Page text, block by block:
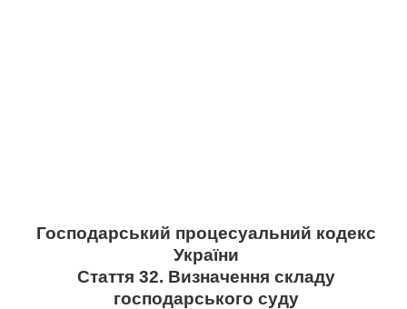
Господарський процесуальний кодекс
України
Стаття 32. Визначення складу
господарського суду